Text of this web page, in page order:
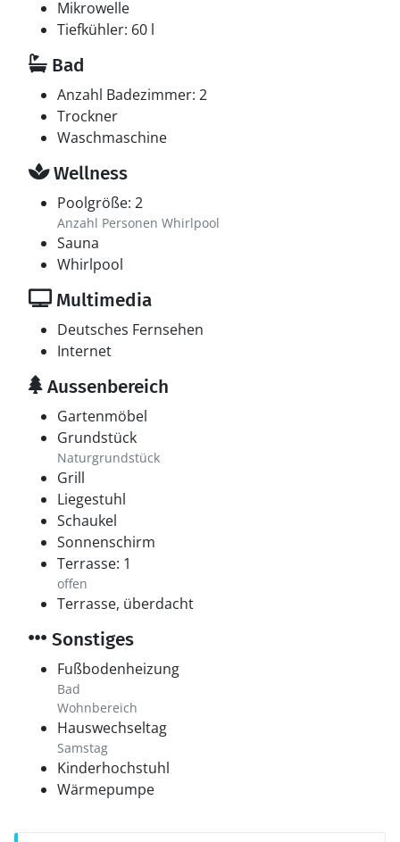
Mikrowelle
Tiefkühler: 60 l
Bad
Anzahl Badezimmer: 2
Trockner
Waschmaschine
Wellness
Poolgröße: 2
Anzahl Personen Whirlpool
Sauna
Whirlpool
Multimedia
Deutsches Fernsehen
Internet
Aussenbereich
Gartenmöbel
Grundstück
Naturgrundstück
Grill
Liegestuhl
Schaukel
Sonnenschirm
Terrasse: 1
offen
Terrasse, überdacht
Sonstiges
Fußbodenheizung
Bad
Wohnbereich
Hauswechseltag
Samstag
Kinderhochstuhl
Wärmepumpe